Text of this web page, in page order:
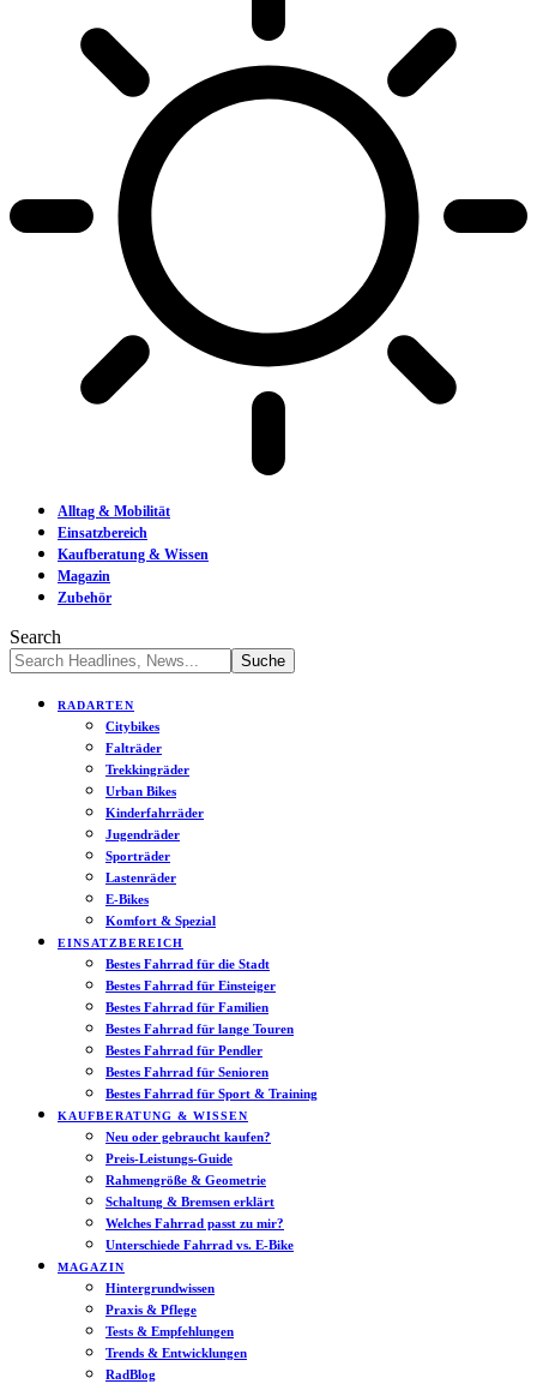
Alltag & Mobilität
Einsatzbereich
Kaufberatung & Wissen
Magazin
Zubehör
Search
RADARTEN
Citybikes
Falträder
Trekkingräder
Urban Bikes
Kinderfahrräder
Jugendräder
Sporträder
Lastenräder
E-Bikes
Komfort & Spezial
EINSATZBEREICH
Bestes Fahrrad für die Stadt
Bestes Fahrrad für Einsteiger
Bestes Fahrrad für Familien
Bestes Fahrrad für lange Touren
Bestes Fahrrad für Pendler
Bestes Fahrrad für Senioren
Bestes Fahrrad für Sport & Training
KAUFBERATUNG & WISSEN
Neu oder gebraucht kaufen?
Preis-Leistungs-Guide
Rahmengröße & Geometrie
Schaltung & Bremsen erklärt
Welches Fahrrad passt zu mir?
Unterschiede Fahrrad vs. E-Bike
MAGAZIN
Hintergrundwissen
Praxis & Pflege
Tests & Empfehlungen
Trends & Entwicklungen
RadBlog